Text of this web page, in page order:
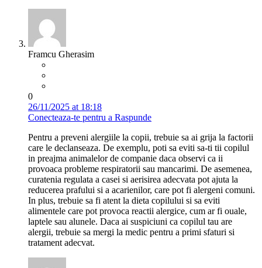
Framcu Gherasim
0
26/11/2025 at 18:18
Conecteaza-te pentru a Raspunde
Pentru a preveni alergiile la copii, trebuie sa ai grija la factorii
care le declanseaza. De exemplu, poti sa eviti sa-ti tii copilul
in preajma animalelor de companie daca observi ca ii
provoaca probleme respiratorii sau mancarimi. De asemenea,
curatenia regulata a casei si aerisirea adecvata pot ajuta la
reducerea prafului si a acarienilor, care pot fi alergeni comuni.
In plus, trebuie sa fi atent la dieta copilului si sa eviti
alimentele care pot provoca reactii alergice, cum ar fi ouale,
laptele sau alunele. Daca ai suspiciuni ca copilul tau are
alergii, trebuie sa mergi la medic pentru a primi sfaturi si
tratament adecvat.